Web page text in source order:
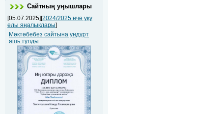
Сайтның уңышлары
[05.07.2025][2024/2025 нче уку
елы яңалыклары]
Мәктәбебез сайтына ундүрт
яшь тулды